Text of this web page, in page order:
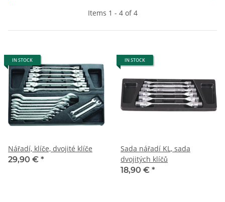
Items 1 - 4 of 4
IN STOCK
Nářadí, klíče, dvojité klíče
29,90 € *
IN STOCK
Sada nářadí KL, sada
dvojitých klíčů
18,90 € *